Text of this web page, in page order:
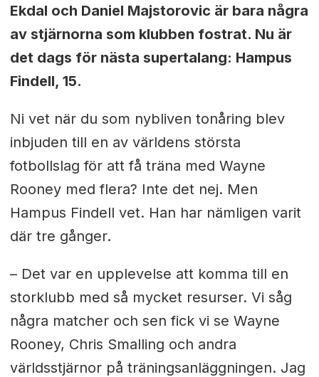
Ekdal och Daniel Majstorovic är bara några
av stjärnorna som klubben fostrat. Nu är
det dags för nästa supertalang: Hampus
Findell, 15.
Ni vet när du som nybliven tonåring blev
inbjuden till en av världens största
fotbollslag för att få träna med Wayne
Rooney med flera? Inte det nej. Men
Hampus Findell vet. Han har nämligen varit
där tre gånger.
– Det var en upplevelse att komma till en
storklubb med så mycket resurser. Vi såg
några matcher och sen fick vi se Wayne
Rooney, Chris Smalling och andra
världsstjärnor på träningsanläggningen. Jag